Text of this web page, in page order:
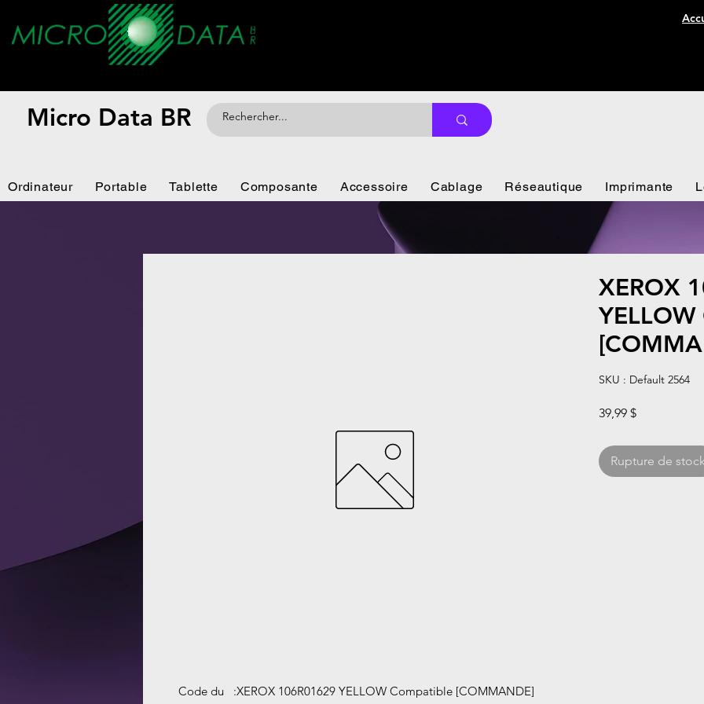
Micro Data BR
Ordinateur Portable Tablette Composante Accessoire Cablage Réseautique Imprimante
Code du
:XEROX 106R01629 YELLOW Compatible [COMMANDE]
XEROX
SKU : Default 2564
39,99 $Prix
Rupture de